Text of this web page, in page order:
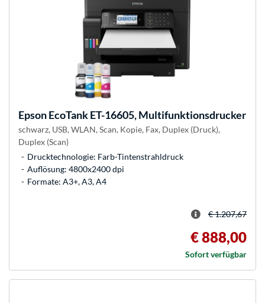
EpsonEcoTank ET-16605, Multifunktionsdrucker
schwarz, USB, WLAN, Scan, Kopie, Fax, Duplex (Druck),
Duplex (Scan)
Drucktechnologie: Farb-Tintenstrahldruck
Auflösung: 4800x2400 dpi
Formate: A3+, A3, A4
€ 1.207,67
€ 888,00
Sofort verfügbar